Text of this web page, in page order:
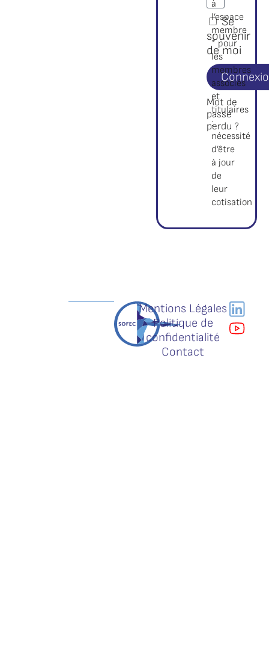
Se
souvenir
de moi
Mot de
passe
perdu ?
à
l’espace
membre
* pour
les
membres
associés
et
titulaires
:
nécessité
d’être
à jour
de
leur
cotisation
Mentions Légales
Politique de
confidentialité
Contact